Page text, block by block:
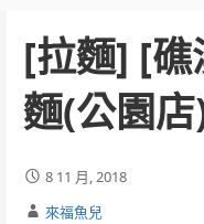
[拉麵] [礁
麵(公園
8 11 月, 2018
來福魚兒